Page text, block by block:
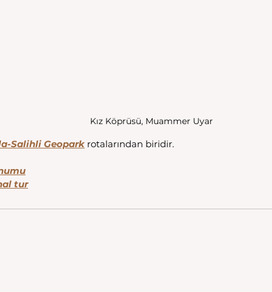
Kız Köprüsü, Muammer Uyar
Salihli Geopark rotalarından biridir.
tur